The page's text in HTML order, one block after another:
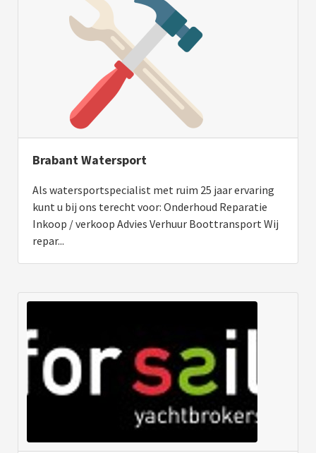
Brabant Watersport
Als watersportspecialist met ruim 25 jaar ervaring
kunt u bij ons terecht voor: Onderhoud Reparatie
Inkoop / verkoop Advies Verhuur Boottransport Wij
repar...